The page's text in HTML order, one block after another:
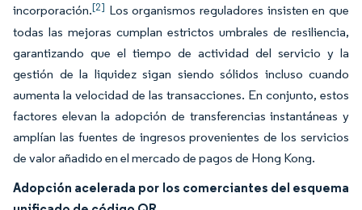
incorporación.[2] Los organismos reguladores insisten en que
todas las mejoras cumplan estrictos umbrales de resiliencia,
garantizando que el tiempo de actividad del servicio y la
gestión de la liquidez sigan siendo sólidos incluso cuando
aumenta la velocidad de las transacciones. En conjunto, estos
factores elevan la adopción de transferencias instantáneas y
amplían las fuentes de ingresos provenientes de los servicios
de valor añadido en el mercado de pagos de Hong Kong.
Adopción acelerada por los comerciantes del esquema